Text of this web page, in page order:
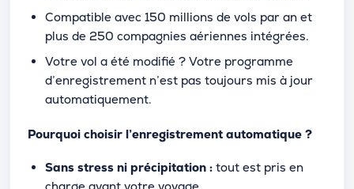
Compatible avec 150 millions de vols par an et
plus de 250 compagnies aériennes intégrées.
Votre vol a été modifié ? Votre programme
d’enregistrement n’est pas toujours mis à jour
automatiquement.
Pourquoi choisir l’enregistrement automatique ?
Sans stress ni précipitation : tout est pris en
charge avant votre voyage